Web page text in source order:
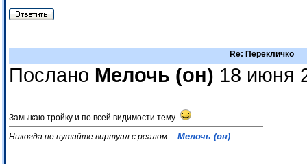
Re: Перекличко
Послано Мелочь (он) 18 июня
Замыкаю тройку и по всей видимости тему
Никогда не путайте виртуал с реалом ... Мелочь (он)